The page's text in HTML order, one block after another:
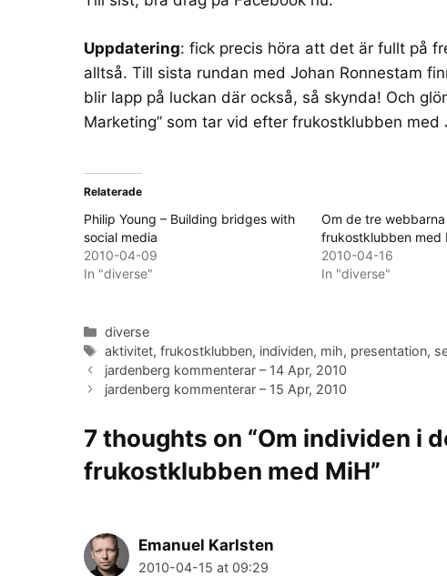
Uppdatering: fick precis höra att det är fullt på
alltså. Till sista rundan med Johan Ronnestam
blir lapp på luckan där också, så skynda! Och
Marketing” som tar vid efter frukostklubben med
Relaterade
Philip Young – Building bridges with
social media
2010-04-09
In "diverse"
Om de tre webbarna
frukostklubben med
2010-04-16
In "diverse"
Categories
diverse
Tags
aktivitet,frukostklubben, individen, mih, presentation,
jardenberg kommenterar – 14 Apr, 2010
jardenberg kommenterar – 15 Apr, 2010
7 thoughts on “Om individen i
frukostklubben med MiH”
Emanuel Karlsten
2010-04-15 at 09:29